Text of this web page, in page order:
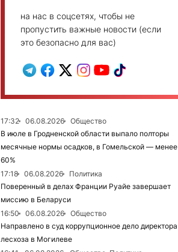
на нас в соцсетях, чтобы не
пропустить важные новости (если
это безопасно для вас)
17:32 06.08.2026
Общество
В июле в Гродненской области выпало полторы
месячные нормы осадков, в Гомельской — менее
60%
17:18
06.08.2026
Политика
Поверенный в делах Франции Руайе завершает
миссию в Беларуси
16:50
06.08.2026
Общество
Направлено в суд коррупционное дело директора
лесхоза в Могилеве